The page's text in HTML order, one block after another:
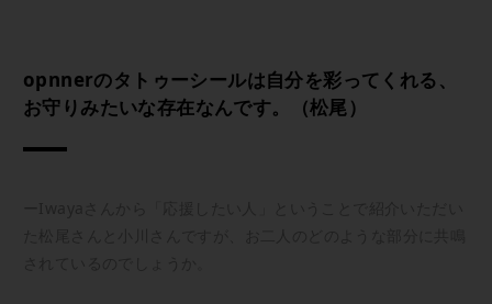
opnnerのタトゥーシールは自分を彩ってくれる、
お守りみたいな存在なんです。（松尾）